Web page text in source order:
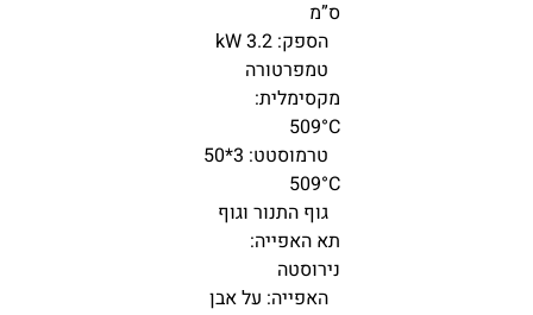
ס”מ
הספק: 3.2 kW
טמפרטורה
מקסימלית:
509°C
טרמוסטט: 3*50
509°C
גוף התנור וגוף
תא האפייה:
נירוסטה
האפייה: על אבן